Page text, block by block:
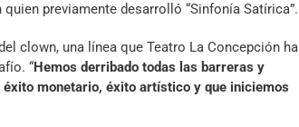
previamente desarrolló “Sinfonía Satírica”.
clown, una línea que Teatro La Concepción ha
“Hemos derribado todas las barreras y
monetario, éxito artístico y que iniciemos